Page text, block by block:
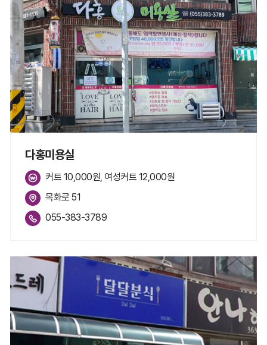
다홍미용실
커트 10,000원, 여성커트 12,000원
목화로 51
055-383-3789